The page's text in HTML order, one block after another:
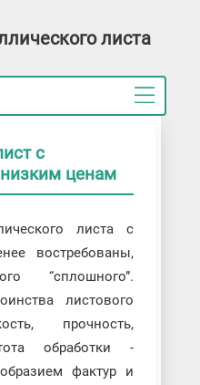
листа
с
ценам
листа с
востребованы,
“сплошного”.
листового
прочность,
обработки -
фактур и